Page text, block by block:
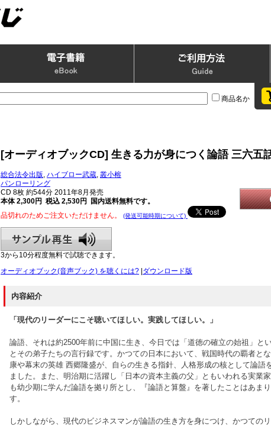
商品名か
[オーディオブックCD] 生きる力が身につく論語 三六五
総合法令出版, ハイブロー武蔵, 叢小榕
パンローリング
CD 8枚 約544分 2011年8月発売
本体 2,300円 税込 2,530円 国内送料無料です。
品切れのためご注文いただけません。
(発送可能時期について)
3から10分程度無料で試聴できます。
オーディオブック(音声ブック) を聴くには? |ダウンロード版
内容紹介
「現代のリーダーにこそ聴いてほしい。実践してほしい。」
論語、それは約2500年前に中国に生き、今日では「道徳の確立の始祖」と
とその弟子たちの言行録です。かつての日本において、戦国時代の覇者と
康や幕末の英雄 西郷隆盛が、自らの生きる指針、人格形成の核として論語
ました。また、明治期に活躍し「日本の資本主義の父」ともいわれる実業
も幼少期に学んだ論語を拠り所とし、『論語と算盤』を著したことはあま
す。
しかしながら、現代のビジネスマンが論語の生き方を身につけ、かつての